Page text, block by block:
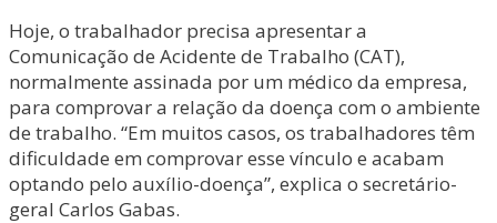
Hoje, o trabalhador precisa apresentar a
Comunicação de Acidente de Trabalho (CAT),
normalmente assinada por um médico da empresa,
para comprovar a relação da doença com o ambiente
de trabalho. “Em muitos casos, os trabalhadores têm
dificuldade em comprovar esse vínculo e acabam
optando pelo auxílio-doença”, explica o secretário-
geral Carlos Gabas.